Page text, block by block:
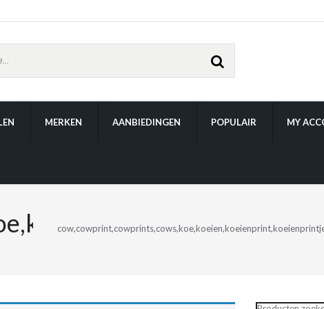
MERKEN AANBIEDINGEN POPULAIR MY